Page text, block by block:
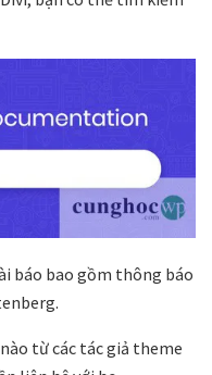
báo bao gồm thông báo
từ các tác giả theme